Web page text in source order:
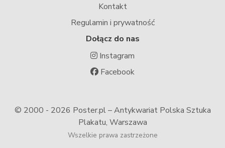
Kontakt
Regulamin i prywatność
Dołącz do nas
Instagram
Facebook
© 2000 - 2026 Poster.pl – Antykwariat Polska Sztuka
Plakatu, Warszawa
Wszelkie prawa zastrzeżone